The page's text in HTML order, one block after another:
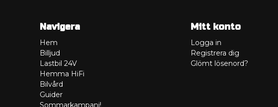
Navigera
Hem
Billjud
Lastbil 24V
Hemma HiFi
Bilvård
Guider
Sommarkampanj!
Mitt konto
Logga in
Registrera dig
Glömt lösenord?